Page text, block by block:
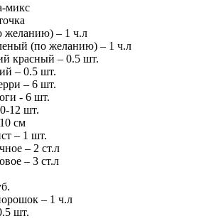
микс
желанию) – 1 ч.л
(по желанию) – 1 ч.л
красный – 0.5 шт.
– 0.5 шт.
– 6 шт.
- 6 шт.
12 шт.
см
– 1 шт.
– 2 ст.л
– 3 ст.л
– 1 ч.л
шт.